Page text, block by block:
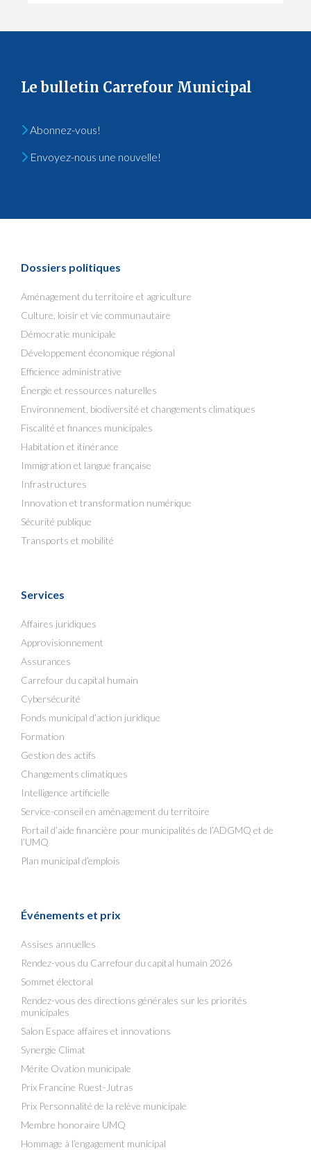
Le bulletin Carrefour Municipal
Abonnez-vous!
Envoyez-nous une nouvelle!
Dossiers politiques
Aménagement du territoire et agriculture
Culture, loisir et vie communautaire
Démocratie municipale
Développement économique régional
Efficience administrative
Énergie et ressources naturelles
Environnement, biodiversité et changements climatiques
Fiscalité et finances municipales
Habitation et itinérance
Immigration et langue française
Infrastructures
Innovation et transformation numérique
Sécurité publique
Transports et mobilité
Services
Affaires juridiques
Approvisionnement
Assurances
Carrefour du capital humain
Cybersécurité
Fonds municipal d’action juridique
Formation
Gestion des actifs
Changements climatiques
Intelligence artificielle
Service-conseil en aménagement du territoire
Portail d’aide financière pour municipalités de l’ADGMQ et de
l’UMQ
Plan municipal d’emplois
Événements et prix
Assises annuelles
Rendez-vous du Carrefour du capital humain 2026
Sommet électoral
Rendez-vous des directions générales sur les priorités
municipales
Salon Espace affaires et innovations
Synergie Climat
Mérite Ovation municipale
Prix Francine Ruest-Jutras
Prix Personnalité de la relève municipale
Membre honoraire UMQ
Hommage à l’engagement municipal